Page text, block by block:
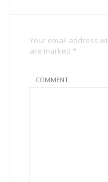
Your email address
are marked *
COMMENT